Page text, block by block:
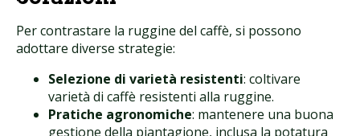
Per contrastare la ruggine del caffè, si possono
adottare diverse strategie:
Selezione di varietà resistenti: coltivare
varietà di caffè resistenti alla ruggine.
Pratiche agronomiche: mantenere una buona
gestione della piantagione, inclusa la potatura